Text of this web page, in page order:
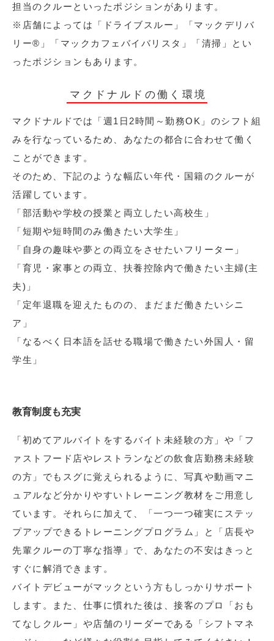
担当のクルーといったポジションがあります。
※店舗によっては「ドライブスルー」「マックデリバ
リー®︎」「マックカフェバイバリスタ」「清掃」とい
ったポジションもあります。
マクドナルドの働く環境
マクドナルドでは「週1日2時間～勤務OK」のシフト組
みを行なっているため、あなたの都合に合わせて働く
ことができます。
そのため、下記のような幅広い年代・国籍のクルーが
活躍しています。
「部活動や学校の授業と両立したい高校生」
「短期や短時間のみ働きたい大学生」
「自身の趣味や夢との両立をさせたいフリーター」
「育児・家事との両立、扶養控除内で働きたい主婦(主
夫)」
「定年退職を迎えたものの、まだまだ働きたいシニ
ア」
「なるべく日本語を話せる職場で働きたい外国人・留
学生」
教育制度も充実
「初めてアルバイトをするバイト未経験の方」や「フ
ァストフード店やレストランなどの飲食店勤務未経験
の方」でもスグに覚えられるように、写真や動画マニ
ュアルなど分かりやすいトレーニング教材をご用意し
ています。それらに加えて、「一つ一つ確実にステッ
プアップできるトレーニングプログラム」と「店長や
先輩クルーの丁寧な指導」で、あなたの不安はきっと
すぐに解消できます。
バイトデビューがマックという方もしっかりサポート
します。また、仕事に慣れた後は、接客のプロ「おも
てなしクルー」や店舗のリーダーである「シフトマネ